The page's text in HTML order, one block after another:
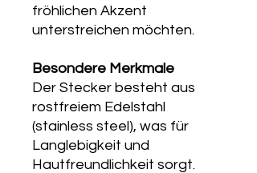
fröhlichen Akzent
unterstreichen möchten.
Besondere Merkmale
Der Stecker besteht aus
rostfreiem Edelstahl
(stainless steel), was für
Langlebigkeit und
Hautfreundlichkeit sorgt.